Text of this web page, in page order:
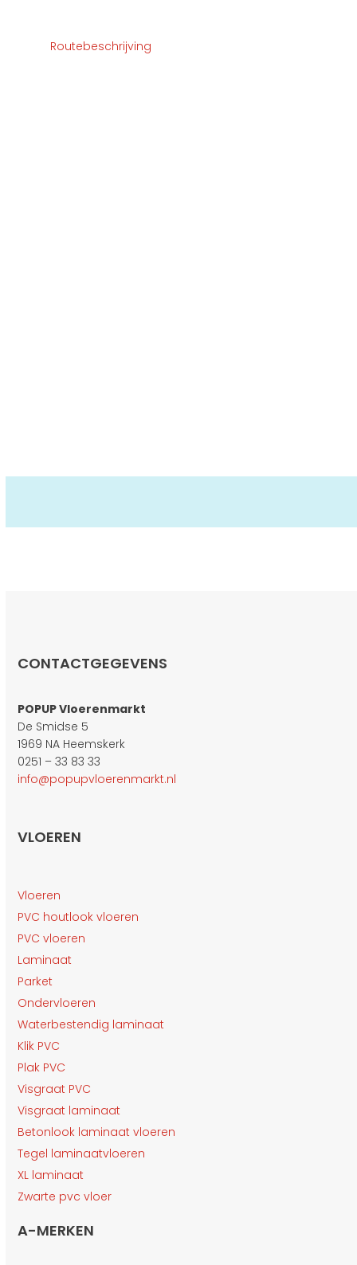
Routebeschrijving
CONTACTGEGEVENS
POPUP Vloerenmarkt
De Smidse 5
1969 NA Heemskerk
0251 – 33 83 33
info@popupvloerenmarkt.nl
VLOEREN
Vloeren
PVC houtlook vloeren
PVC vloeren
Laminaat
Parket
Ondervloeren
Waterbestendig laminaat
Klik PVC
Plak PVC
Visgraat PVC
Visgraat laminaat
Betonlook laminaat vloeren
Tegel laminaatvloeren
XL laminaat
Zwarte pvc vloer
A-MERKEN